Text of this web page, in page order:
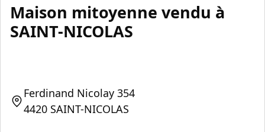
Maison mitoyenne vendu à
SAINT-NICOLAS
Ferdinand Nicolay 354
4420 SAINT-NICOLAS